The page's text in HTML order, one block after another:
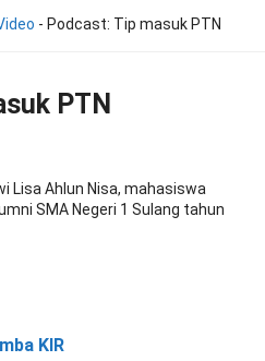
- Podcast: Tip masuk PTN
PTN
Lisa Ahlun Nisa, mahasiswa
SMA Negeri 1 Sulang tahun
KIR